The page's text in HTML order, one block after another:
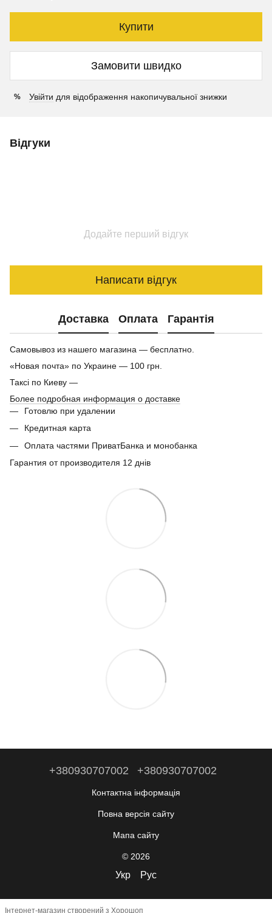
Купити
Замовити швидко
% Увійти для відображення накопичувальної знижки
Відгуки
Додайте перший відгук
Написати відгук
Доставка Оплата Гарантія
Самовывоз из нашего магазина — бесплатно.
«Новая почта» по Украине — 100 грн.
Таксі по Киеву —
Более подробная информация о доставке
Готовлю при удалении
Кредитная карта
Оплата частями ПриватБанка и монобанка
Гарантия от производителя 12 днів
+380930707002 +380930707002
Контактна інформація
Повна версія сайту
Мапа сайту
© 2026
Укр Рус
Інтернет-магазин створений з Хорошоп